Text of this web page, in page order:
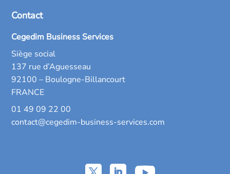
Contact
Cegedim Business Services
Siège social
137 rue d’Aguesseau
92100 – Boulogne-Billancourt
FRANCE
01 49 09 22 00
contact@cegedim-business-services.com